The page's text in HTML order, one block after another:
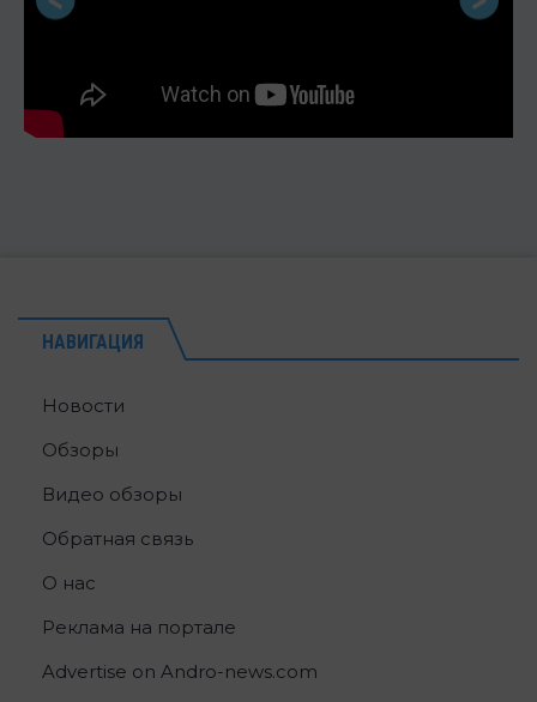
НАВИГАЦИЯ
Новости
Обзоры
Видео обзоры
Обратная связь
О нас
Реклама на портале
Advertise on Andro-news.com